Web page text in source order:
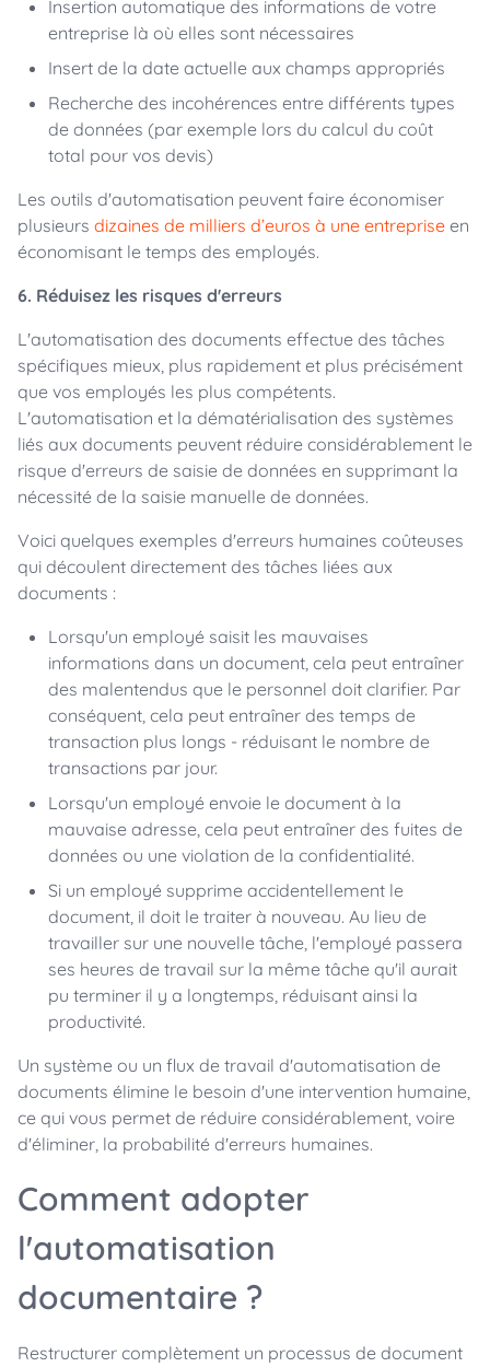
Insertion automatique des informations de votre
entreprise là où elles sont nécessaires
Insert de la date actuelle aux champs appropriés
Recherche des incohérences entre différents types
de données (par exemple lors du calcul du coût
total pour vos devis)
Les outils d'automatisation peuvent faire économiser
plusieurs dizaines de milliers d’euros à une entreprise en
économisant le temps des employés.
6. Réduisez les risques d'erreurs
L'automatisation des documents effectue des tâches
spécifiques mieux, plus rapidement et plus précisément
que vos employés les plus compétents.
L'automatisation et la dématérialisation des systèmes
liés aux documents peuvent réduire considérablement le
risque d'erreurs de saisie de données en supprimant la
nécessité de la saisie manuelle de données.
Voici quelques exemples d'erreurs humaines coûteuses
qui découlent directement des tâches liées aux
documents :
Lorsqu'un employé saisit les mauvaises
informations dans un document, cela peut entraîner
des malentendus que le personnel doit clarifier. Par
conséquent, cela peut entraîner des temps de
transaction plus longs - réduisant le nombre de
transactions par jour.
Lorsqu'un employé envoie le document à la
mauvaise adresse, cela peut entraîner des fuites de
données ou une violation de la confidentialité.
Si un employé supprime accidentellement le
document, il doit le traiter à nouveau. Au lieu de
travailler sur une nouvelle tâche, l'employé passera
ses heures de travail sur la même tâche qu'il aurait
pu terminer il y a longtemps, réduisant ainsi la
productivité.
Un système ou un flux de travail d'automatisation de
documents élimine le besoin d'une intervention humaine,
ce qui vous permet de réduire considérablement, voire
d'éliminer, la probabilité d'erreurs humaines.
Comment adopter
l'automatisation
documentaire ?
Restructurer complètement un processus de document